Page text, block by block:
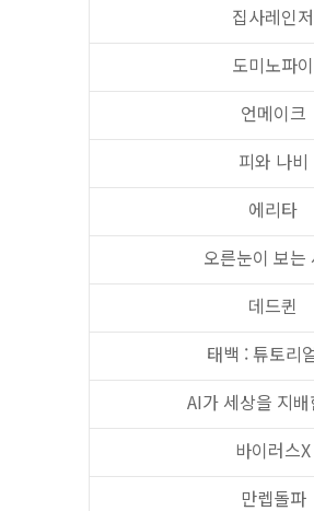
집사레인저
도미노파이
언메이크
피와 나비
에리타
오른눈이 보는
데드퀸
태백 : 튜토리
AI가 세상을 지배
바이러스X
만렙돌파